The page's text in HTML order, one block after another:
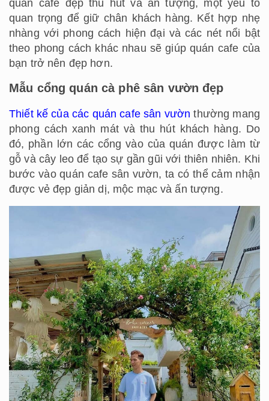
quán cafe đẹp thu hút và ấn tượng, một yếu tố
quan trọng để giữ chân khách hàng. Kết hợp nhẹ
nhàng với phong cách hiện đại và các nét nổi bật
theo phong cách khác nhau sẽ giúp quán cafe của
bạn trở nên đẹp hơn.
Mẫu cổng quán cà phê sân vườn đẹp
Thiết kế của các quán cafe sân vườn thường mang
phong cách xanh mát và thu hút khách hàng. Do
đó, phần lớn các cổng vào của quán được làm từ
gỗ và cây leo để tạo sự gần gũi với thiên nhiên. Khi
bước vào quán cafe sân vườn, ta có thể cảm nhận
được vẻ đẹp giản dị, mộc mạc và ấn tượng.